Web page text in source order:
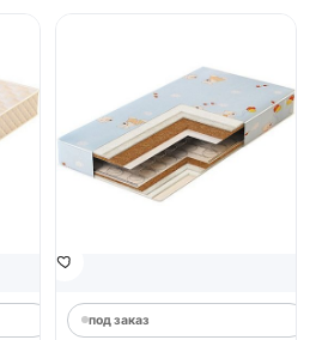
под заказ